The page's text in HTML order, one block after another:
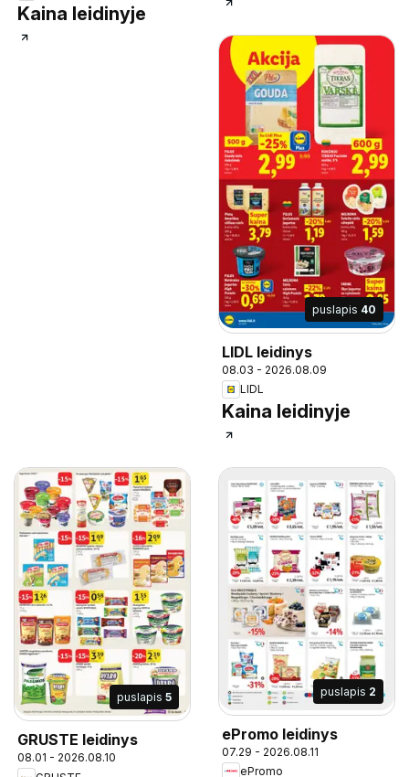
Kaina leidinyje
puslapis 40
LIDL leidinys
08.03 - 2026.08.09
LIDL
Kaina leidinyje
puslapis 5
GRUSTE leidinys
08.01 - 2026.08.10
puslapis 2
ePromo leidinys
07.29 - 2026.08.11
ePromo